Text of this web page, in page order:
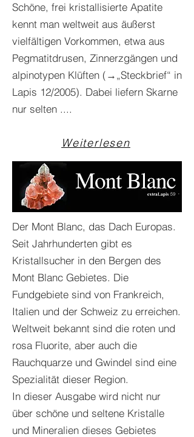
Schöne, frei kristallisierte Apatite
kennt man weltweit aus äußerst
vielfältigen Vorkommen, etwa aus
Pegmatitdrusen, Zinnerzgängen und
alpinotypen Klüften (→„Steckbrief“ in
Lapis 12/2005). Dabei liefern Skarne
nur selten ....
Weiterlesen
Der Mont Blanc, das Dach Europas.
Seit Jahrhunderten gibt es
Kristallsucher in den Bergen des
Mont Blanc Gebietes. Die
Fundgebiete sind von Frankreich,
Italien und der Schweiz zu erreichen.
Weltweit bekannt sind die roten und
rosa Fluorite, aber auch die
Rauchquarze und Gwindel sind eine
Spezialität dieser Region.
In dieser Ausgabe wird nicht nur
über schöne und seltene Kristalle
und Mineralien dieses Gebietes